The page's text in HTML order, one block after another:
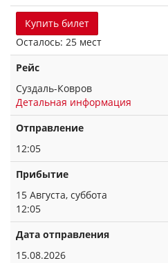
Купить билет
Осталось: 25 мест
Рейс
Суздаль-Ковров
Детальная информация
Отправление
12:05
Прибытие
15 Августа, суббота
12:05
Дата отправления
15.08.2026